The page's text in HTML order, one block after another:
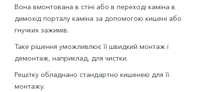
Вона вмонтована в стіні або в переході каміна в
димохід порталу каміна за допомогою кишені або
гнучких зажимів.
Таке рішення уможливлює її швидкий монтаж і
демонтаж, наприклад, для чистки.
Решітку обладнано стандартно кишенею для її
монтажу.